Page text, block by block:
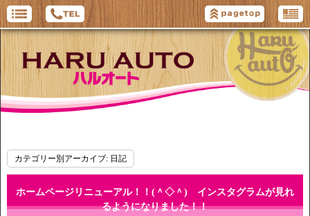
カテゴリー別アーカイブ: 日記
ホームページリニューアル！！(＾◇＾) インスタグラムが見れ
るようになりました！！